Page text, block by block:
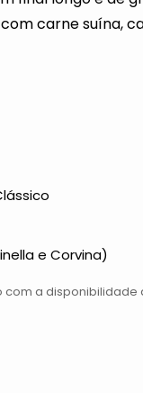
carne suína,
e Corvina)
a disponibilidade